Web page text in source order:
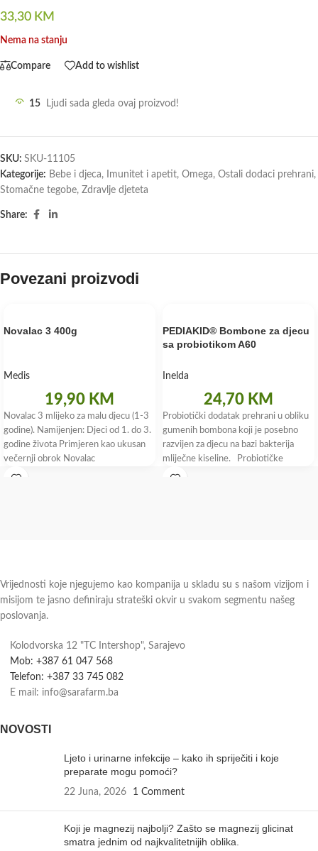
33,30 KM
Nema na stanju
Compare Add to wishlist
15 Ljudi sada gleda ovaj proizvod!
SKU: SKU-11105
Kategorije: Bebe i djeca, Imunitet i apetit, Omega, Ostali dodaci prehrani,
Stomačne tegobe, Zdravlje djeteta
Share:
Povezani proizvodi
Novalac 3 400g
Medis
19,90 KM
Novalac 3 mlijeko za malu djecu (1-3
godine). Namijenjen: Djeci od 1. do 3.
godine života Primjeren kao ukusan
večernji obrok Novalac
PEDIAKID® Bombone za djecu
sa probiotikom A60
Inelda
24,70 KM
Probiotički dodatak prehrani u obliku
gumenih bombona koji je posebno
razvijen za djecu na bazi bakterija
mliječne kiseline. Probiotičke
Vrijednosti koje njegujemo kao kompanija u skladu su s našom vizijom i
misijom te jasno definiraju strateški okvir u svakom segmentu našeg
poslovanja.
Kolodvorska 12 "TC Intershop", Sarajevo
Mob: +387 61 047 568
Telefon: +387 33 745 082
E mail: info@sarafarm.ba
NOVOSTI
Ljeto i urinarne infekcije – kako ih spriječiti i koje
preparate mogu pomoći?
22 Juna, 2026 1 Comment
Koji je magnezij najbolji? Zašto se magnezij glicinat
smatra jednim od najkvalitetnijih oblika.